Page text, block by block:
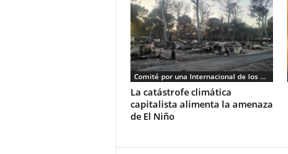
Comité por una Internacional de los Trabajadores - CIT
La catástrofe climática
capitalista alimenta la amenaza
de El Niño